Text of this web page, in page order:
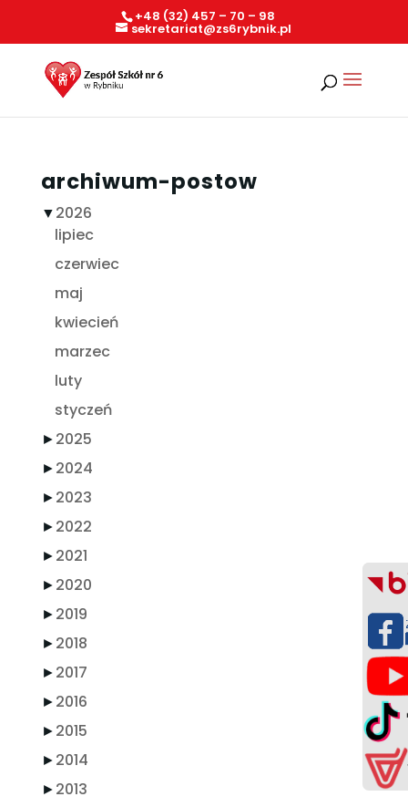
+48 (32) 457 – 70 – 98
sekretariat@zs6rybnik.pl
archiwum-postow
▼2026
lipiec
czerwiec
maj
kwiecień
marzec
luty
styczeń
►2025
►2024
►2023
►2022
►2021
►2020
►2019
►2018
►2017
►2016
►2015
►2014
►2013